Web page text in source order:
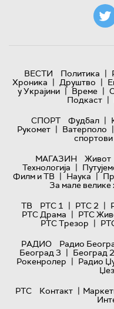
ВЕСТИ Политика |
Хроника | Друштво |
у Украјини | Време |
Подкаст |
СПОРТ
Фудбал |
Рукомет | Ватерполо |
спортови
МАГАЗИН
Живот
Технологијa |
Филм и ТВ | Наука |
За мале велике
ТВ
РТС 1 | РТС 2 |
РТС Драма | РТС
РТС Трезор |
РАДИО
Радио
Београд 3 | Београд
Рокенролер | Радио
РТС
Контакт |